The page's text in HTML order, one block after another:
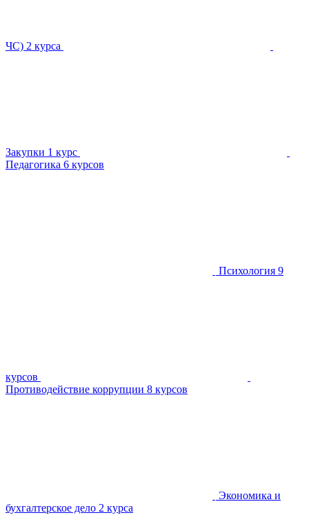
ЧС) 2 курса
Закупки 1 курс
Педагогика 6 курсов
Психология 9
курсов
Противодействие коррупции 8 курсов
Экономика и
бухгалтерское дело 2 курса